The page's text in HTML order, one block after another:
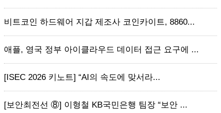
비트코인 하드웨어 지갑 제조사 코인카이트, 8860...
애플, 영국 정부 아이클라우드 데이터 접근 요구에 ...
[ISEC 2026 키노트] “AI의 속도에 맞서라...
[보안최전선 ⑧] 이형철 KB국민은행 팀장 “보안 ...